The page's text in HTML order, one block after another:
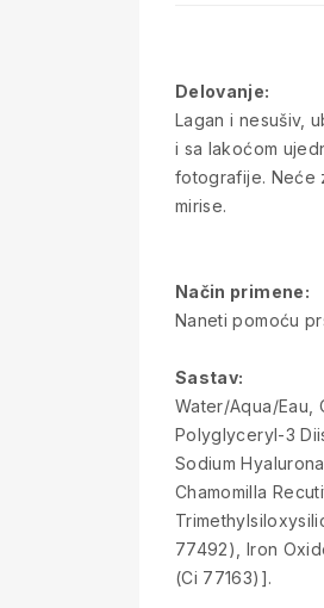
Delovanje:
Lagan i nesušiv,
i sa lakoćom
fotografije. Neće
mirise.
Način primene:
Naneti pomoću
Sastav:
Water/Aqua/Eau,
Polyglyceryl-3
Sodium
Chamomilla
77492), Iron
(Ci 77163)].